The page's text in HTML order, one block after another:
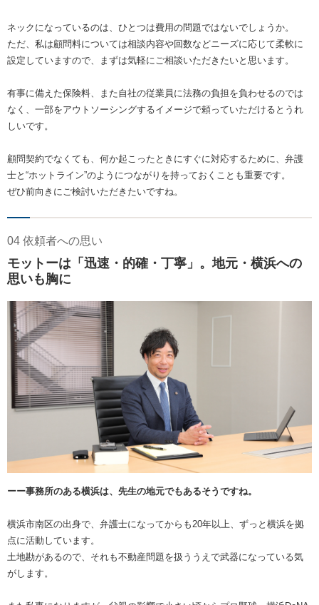
ネックになっているのは、ひとつは費用の問題ではないでしょうか。
ただ、私は顧問料については相談内容や回数などニーズに応じて柔軟に
設定していますので、まずは気軽にご相談いただきたいと思います。
有事に備えた保険料、また自社の従業員に法務の負担を負わせるのでは
なく、一部をアウトソーシングするイメージで頼っていただけるとうれ
しいです。
顧問契約でなくても、何か起こったときにすぐに対応するために、弁護
士と“ホットライン”のようにつながりを持っておくことも重要です。
ぜひ前向きにご検討いただきたいですね。
04 依頼者への思い
モットーは「迅速・的確・丁寧」。地元・横浜への
思いも胸に
ーー事務所のある横浜は、先生の地元でもあるそうですね。
横浜市南区の出身で、弁護士になってからも20年以上、ずっと横浜を拠
点に活動しています。
土地勘があるので、それも不動産問題を扱ううえで武器になっている気
がします。